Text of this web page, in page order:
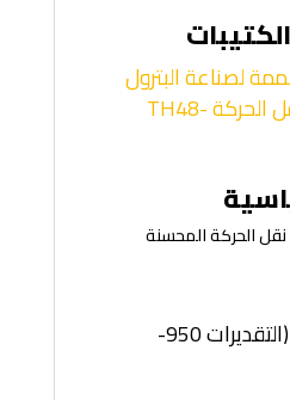
لصناعة البترول
ورقة مواصفات ناقل الحركة TH48-
Cummins QST30 (التقديرات 950-